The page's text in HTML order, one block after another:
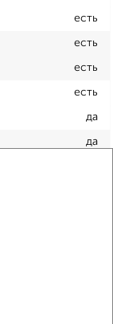
есть
есть
есть
есть
да
да